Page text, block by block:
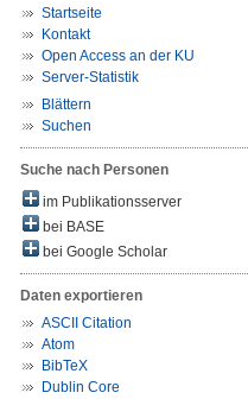
Startseite
Kontakt
Open Access an der KU
Server-Statistik
Blättern
Suchen
Suche nach Personen
im Publikationsserver
bei BASE
bei Google Scholar
Daten exportieren
ASCII Citation
Atom
BibTeX
Dublin Core